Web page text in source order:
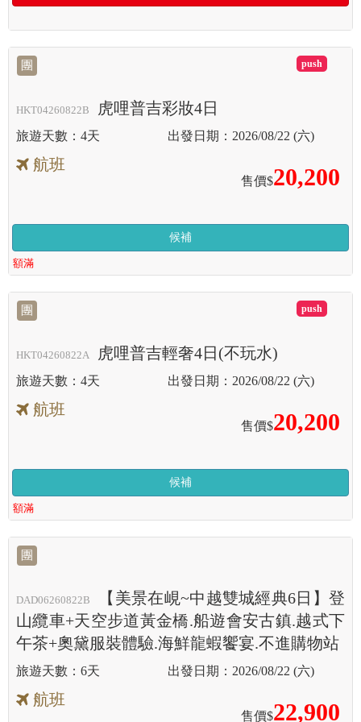
團
HKT04260822B 虎哩普吉彩妝4日
滿
4天 2026/08/22 (六)
航班
售價$20,200
候補
額滿
團
HKT04260822A 虎哩普吉輕奢4日(不玩水)
滿
4天 2026/08/22 (六)
航班
售價$20,200
候補
額滿
團
DAD06260822B
【美景在峴~中越雙城經典6日】登
山纜車+天空步道黃金橋.船遊會安古鎮.越式下
午茶+奧黛服裝體驗.海鮮龍蝦饗宴.不進購物站
6天 2026/08/22 (六)
航班
售價$22,900